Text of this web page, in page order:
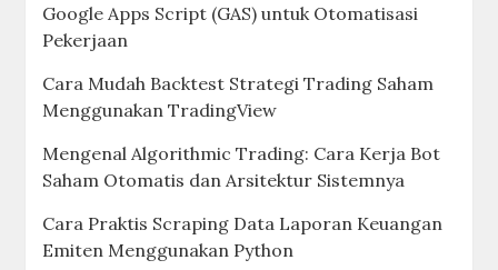
Google Apps Script (GAS) untuk Otomatisasi
Pekerjaan
Cara Mudah Backtest Strategi Trading Saham
Menggunakan TradingView
Mengenal Algorithmic Trading: Cara Kerja Bot
Saham Otomatis dan Arsitektur Sistemnya
Cara Praktis Scraping Data Laporan Keuangan
Emiten Menggunakan Python